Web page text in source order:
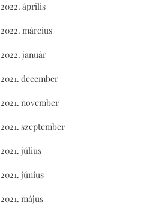
2022. április
2022. március
2022. január
2021. december
2021. november
2021. szeptember
2021. július
2021. június
2021. május